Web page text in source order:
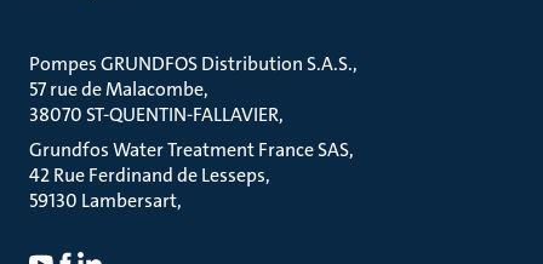
Pompes GRUNDFOS Distribution S.A.S.
57 rue de Malacombe
38070 ST-QUENTIN-FALLAVIER
Grundfos Water Treatment France SAS
42 Rue Ferdinand de Lesseps
59130 Lambersart